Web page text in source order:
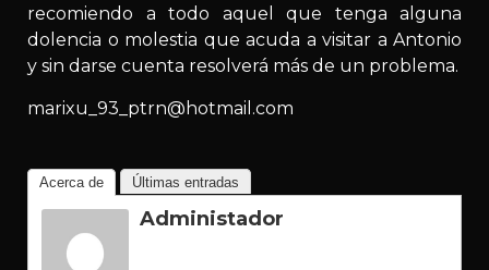
recomiendo a todo aquel que tenga alguna
dolencia o molestia que acuda a visitar a Antonio
y sin darse cuenta resolverá más de un problema.
marixu_93_ptrn@hotmail.com
Acerca de Últimas entradas
Administador